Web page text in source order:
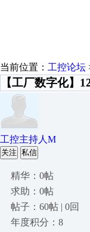
当前位置： 工控论坛
【工厂数字化】
工控主持人M
关注 私信
精华：0帖
求助：0帖
帖子：60帖 | 0回
年度积分：8